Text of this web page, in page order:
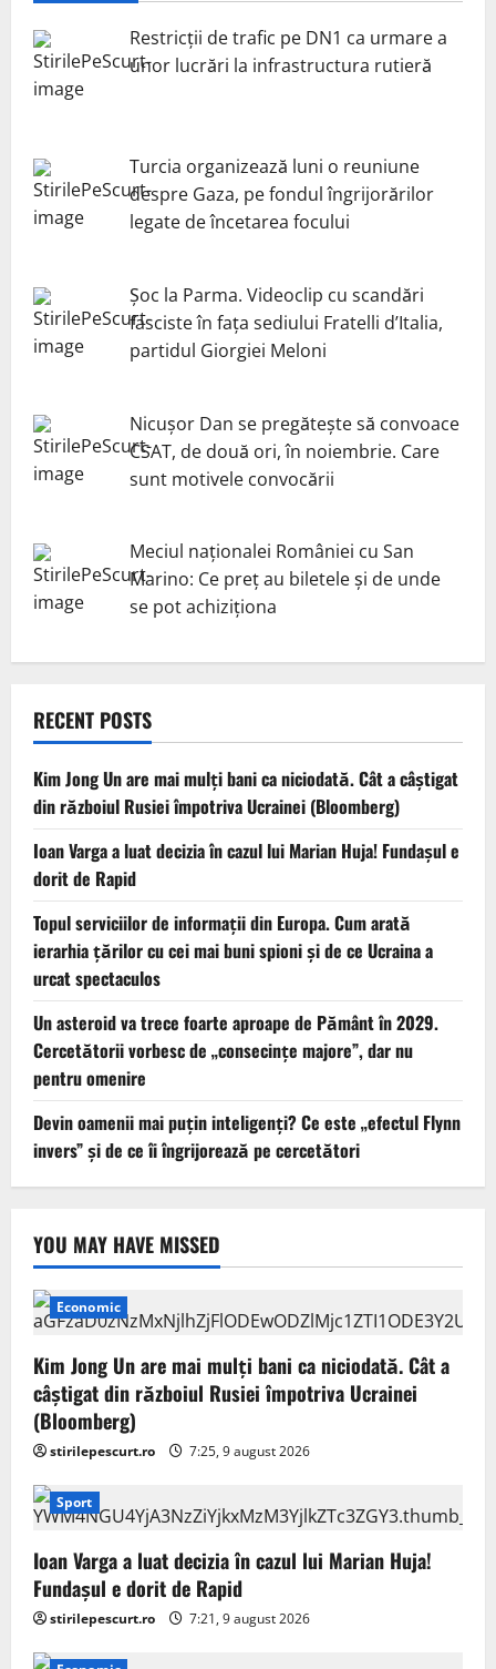
Restricții de trafic pe DN1 ca urmare a
unor lucrări la infrastructura rutieră
Turcia organizează luni o reuniune
despre Gaza, pe fondul îngrijorărilor
legate de încetarea focului
Șoc la Parma. Videoclip cu scandări
fasciste în fața sediului Fratelli d’Italia,
partidul Giorgiei Meloni
Nicuşor Dan se pregăteşte să convoace
CSAT, de două ori, în noiembrie. Care
sunt motivele convocării
Meciul naționalei României cu San
Marino: Ce preț au biletele și de unde
se pot achiziționa
RECENT POSTS
Kim Jong Un are mai mulți bani ca niciodată. Cât a câștigat
din războiul Rusiei împotriva Ucrainei (Bloomberg)
Ioan Varga a luat decizia în cazul lui Marian Huja! Fundașul e
dorit de Rapid
Topul serviciilor de informații din Europa. Cum arată
ierarhia țărilor cu cei mai buni spioni și de ce Ucraina a
urcat spectaculos
Un asteroid va trece foarte aproape de Pământ în 2029.
Cercetătorii vorbesc de „consecințe majore”, dar nu
pentru omenire
Devin oamenii mai puțin inteligenți? Ce este „efectul Flynn
invers” și de ce îi îngrijorează pe cercetători
YOU MAY HAVE MISSED
Economic
Kim Jong Un are mai mulți bani ca niciodată. Cât a
câștigat din războiul Rusiei împotriva Ucrainei
(Bloomberg)
stirilepescurt.ro 7:25, 9 august 2026
Sport
Ioan Varga a luat decizia în cazul lui Marian Huja!
Fundașul e dorit de Rapid
stirilepescurt.ro 7:21, 9 august 2026